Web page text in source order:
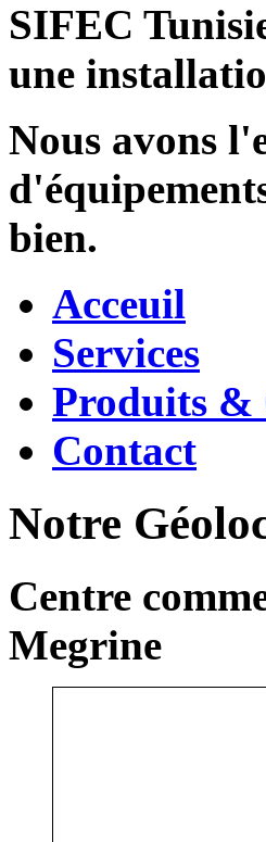
SIFEC
une
Nous avons
bien.
Acceuil
Services
Produits &
Contact
Notre
Centre
Megrine